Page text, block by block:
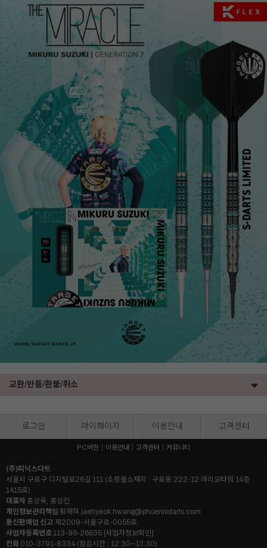
교환/반품/환불/취소
로그인 마이페이지 이용안내 고객센터
PC버전 이용안내 고객센터 커뮤니티
(주)피닉스다트
서울시 구로구 디지털로26길 111 (쇼핑몰소재지 : 구로동 222-12 마리오타워 14층
1415호)
대표자 홍상욱, 홍상진
개인정보관리책임 황재혁 jaehyeok.hwang@phoenixdarts.com
통신판매업 신고 제2009-서울구로-0055호
사업자등록번호 113-86-26635 [사업자정보확인]
전화 010-3791-8334 (점심시간 : 12:30~13:30)